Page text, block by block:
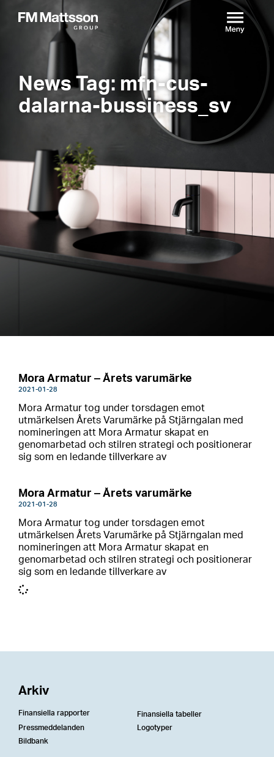
News Tag: mfn-cus-
dalarna-bussiness_sv
Mora Armatur ‒ Årets varumärke
2021-01-28
Mora Armatur tog under torsdagen emot
utmärkelsen Årets Varumärke på Stjärngalan med
nomineringen att Mora Armatur skapat en
genomarbetad och stilren strategi och positionerar
sig som en ledande tillverkare av
Mora Armatur ‒ Årets varumärke
2021-01-28
Mora Armatur tog under torsdagen emot
utmärkelsen Årets Varumärke på Stjärngalan med
nomineringen att Mora Armatur skapat en
genomarbetad och stilren strategi och positionerar
sig som en ledande tillverkare av
Arkiv
Finansiella rapporter
Finansiella tabeller
Pressmeddelanden
Logotyper
Bildbank